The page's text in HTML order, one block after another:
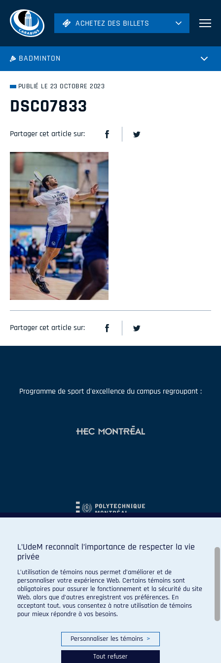
ACHETEZ DES BILLETS
ACHETEZ DES BILLETS
BADMINTON
PUBLIÉ LE 23 OCTOBRE 2023
DSC07833
Partager cet article sur:
Partager cet article sur:
Programme de sport d'excellence du campus regroupant :
L’UdeM reconnaît l’importance de respecter la vie
privée
L’utilisation de témoins nous permet d’améliorer et de
personnaliser votre expérience Web. Certains témoins sont
obligatoires pour assurer le fonctionnement et la sécurité du site
Web, alors que d’autres enregistrent vos préférences. En
acceptant tout, vous consentez à notre utilisation de témoins
pour mieux répondre à vos besoins.
Personnaliser les témoins >
Tout refuser